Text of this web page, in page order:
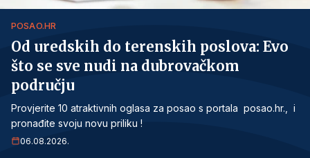
POSAO.HR
Od uredskih do terenskih poslova: Evo
što se sve nudi na dubrovačkom
području
Provjerite 10 atraktivnih oglasa za posao s portala posao.hr., i
pronađite svoju novu priliku !
06.08.2026.